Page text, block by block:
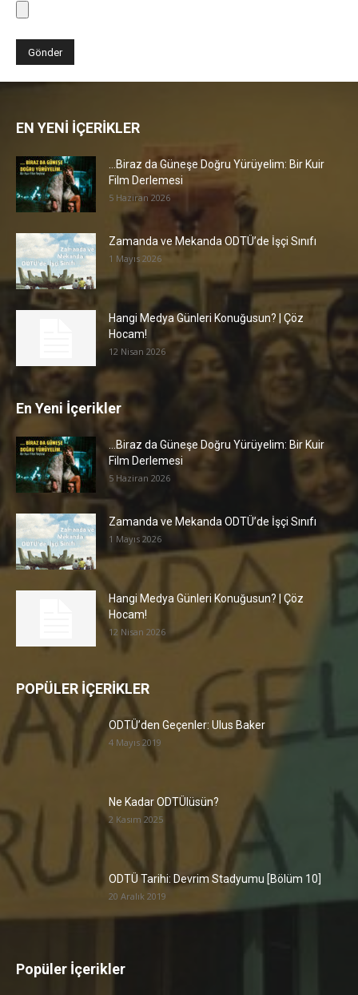
EN YENİ İÇERİKLER
…Biraz da Güneşe Doğru Yürüyelim: Bir Kuir
Film Derlemesi
5 Haziran 2026
Zamanda ve Mekanda ODTÜ’de İşçi Sınıfı
1 Mayıs 2026
Hangi Medya Günleri Konuğusun? | Çöz
Hocam!
12 Nisan 2026
En Yeni İçerikler
…Biraz da Güneşe Doğru Yürüyelim: Bir Kuir
Film Derlemesi
5 Haziran 2026
Zamanda ve Mekanda ODTÜ’de İşçi Sınıfı
1 Mayıs 2026
Hangi Medya Günleri Konuğusun? | Çöz
Hocam!
12 Nisan 2026
POPÜLER İÇERİKLER
ODTÜ’den Geçenler: Ulus Baker
4 Mayıs 2019
Ne Kadar ODTÜlüsün?
2 Kasım 2025
ODTÜ Tarihi: Devrim Stadyumu [Bölüm 10]
20 Aralık 2019
Popüler İçerikler